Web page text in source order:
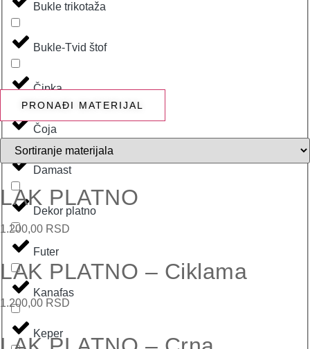
Bukle trikotaža
Bukle-Tvid štof
Čipka
Čoja
Damast
Dekor platno
Futer
Kanafas
Keper
PRONAĐI MATERIJAL
LAK PLATNO
1.200,00 RSD
LAK PLATNO – Ciklama
1.200,00 RSD